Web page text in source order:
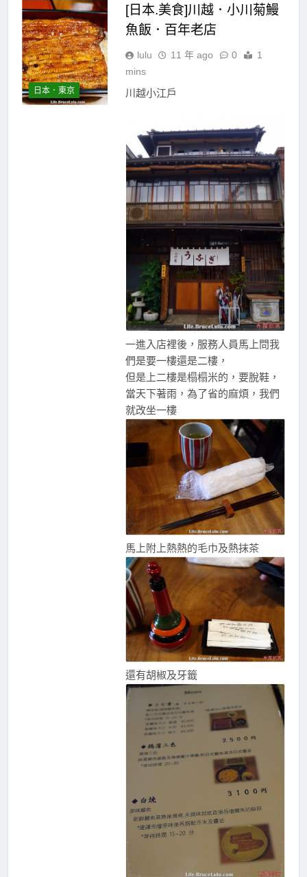
日本．東京
[日本.美食]川越．小川菊鰻
魚飯．百年老店
lulu 11 年 ago 0
1
mins
川越小江戶
一進入店裡後，服務人員馬上問我
們是要一樓還是二樓，
但是上二樓是榻榻米的，要脫鞋，
當天下著雨，為了省的麻煩，我們
就改坐一樓
馬上附上熱熱的毛巾及熱抹茶
還有胡椒及牙籤